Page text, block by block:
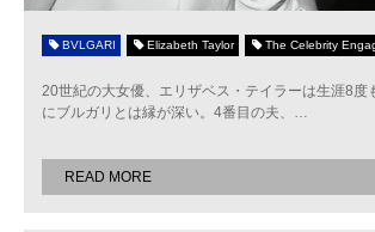
BVLGARI Elizabeth Taylor The Celebrity
20世紀の大女優、エリザベス・テイラーは生涯8度
にブルガリとは縁が深い。4番目の夫、 …
READ MORE